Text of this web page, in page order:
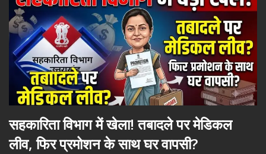
सहकारिता विभाग में खेला! तबादले पर मेडिकल
लीव, फिर प्रमोशन के साथ घर वापसी?